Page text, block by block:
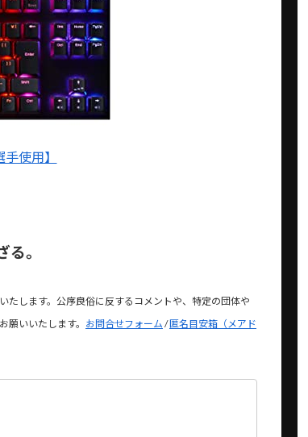
使用】
。
たします。公序良俗に反するコメントや、特定の団体や
いいたします。 お問合せフォーム /匿名目安箱（メアド